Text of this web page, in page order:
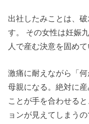
出社したみことは、
す。 その女性は妊娠
人で産む決意を固め
激痛に耐えながら「
母親になる。絶対に
ことが手を合わせる
ョンが見えてしまうの